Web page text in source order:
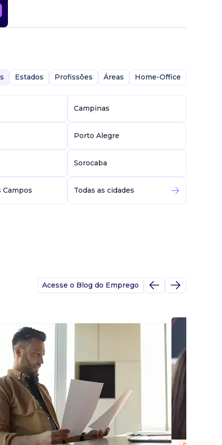
Estados Profissões Áreas Home-Office
Campinas
Porto Alegre
Sorocaba
Campos Todas as cidades
Acesse o Blog do Emprego